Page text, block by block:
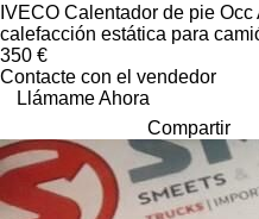
IVECO Calentador de pie
calefacción estática para
350 €
Contacte con el vendedor
Llámame Ahora
Compartir